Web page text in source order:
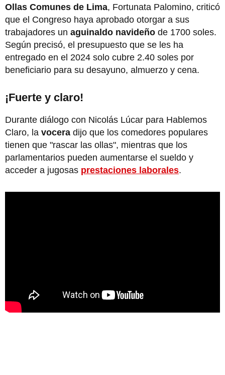
Ollas Comunes de Lima, Fortunata Palomino, criticó
que el Congreso haya aprobado otorgar a sus
trabajadores un aguinaldo navideño de 1700 soles.
Según precisó, el presupuesto que se les ha
entregado en el 2024 solo cubre 2.40 soles por
beneficiario para su desayuno, almuerzo y cena.
¡Fuerte y claro!
Durante diálogo con Nicolás Lúcar para Hablemos
Claro, la vocera dijo que los comedores populares
tienen que "rascar las ollas", mientras que los
parlamentarios pueden aumentarse el sueldo y
acceder a jugosas prestaciones laborales.